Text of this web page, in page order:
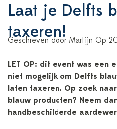
Laat je Delfts
taxeren!
Geschreven door Martijn Op
LET OP: dit event was een
niet mogelijk om Delfts
laten taxeren. Op zoek
blauw producten? Neem
handbeschilderde